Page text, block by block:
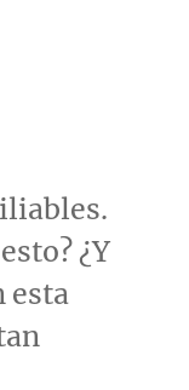
¿Y
esta